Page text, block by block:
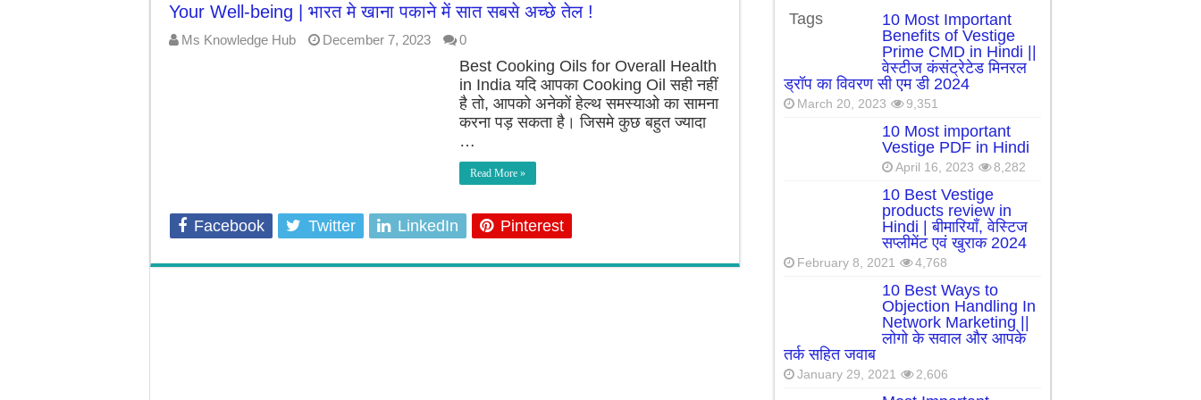
7-Day Weight Loss Challenge | ये घरेलू उपाये सात दिनों में ही वजन घटाने मे कारगार
Your Well-being | भारत मे खाना पकाने में सात सबसे अच्छे तेल !
Ms Knowledge Hub December 7, 2023 0
Best Cooking Oils for Overall Health
in India यदि आपका Cooking Oil सही नहीं
है तो, आपको अनेकों हेल्थ समस्याओ का सामना
करना पड़ सकता है। जिसमे कुछ बहुत ज्यादा
…
Read More »
Facebook Twitter LinkedIn Pinterest
Tags
10 Most Important
Benefits of Vestige
Prime CMD in Hindi ||
वेस्टीज कंसंट्रेटेड मिनरल
ड्रॉप का विवरण सी एम डी 2024
March 20, 2023 9,351
10 Most important
Vestige PDF in Hindi
April 16, 2023 8,282
10 Best Vestige
products review in
Hindi | बीमारियाँ, वेस्टिज
सप्लीमेंट एवं खुराक 2024
February 8, 2021 4,768
10 Best Ways to
Objection Handling In
Network Marketing ||
लोगो के सवाल और आपके
तर्क सहित जवाब
January 29, 2021 2,606